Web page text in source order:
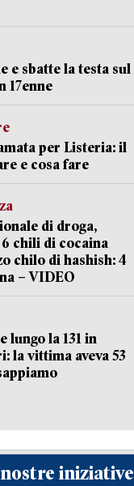
e sbatte la testa sul
17enne
per Listeria: il
e cosa fare
di droga,
chili di cocaina
chilo di hashish: 4
– VIDEO
lungo la 131 in
la vittima aveva 53
iniziative